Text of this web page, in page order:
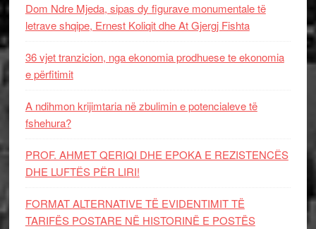
Dom Ndre Mjeda, sipas dy figurave monumentale të
letrave shqipe, Ernest Koliqit dhe At Gjergj Fishta
36 vjet tranzicion, nga ekonomia prodhuese te ekonomia
e përfitimit
A ndihmon krijimtaria në zbulimin e potencialeve të
fshehura?
PROF. AHMET QERIQI DHE EPOKA E REZISTENCЁS
DHE LUFTЁS PЁR LIRI!
FORMAT ALTERNATIVE TË EVIDENTIMIT TË
TARIFËS POSTARE NË HISTORINË E POSTËS